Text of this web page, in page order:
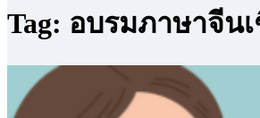
Tag: อบรมภาษาจีน